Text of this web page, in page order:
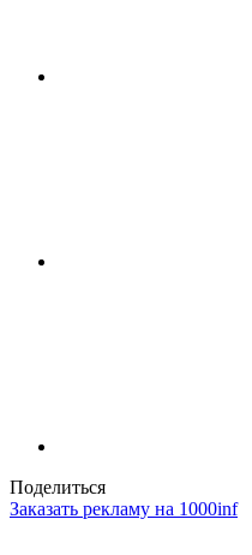
Поделиться
Заказать рекламу на 1000inf